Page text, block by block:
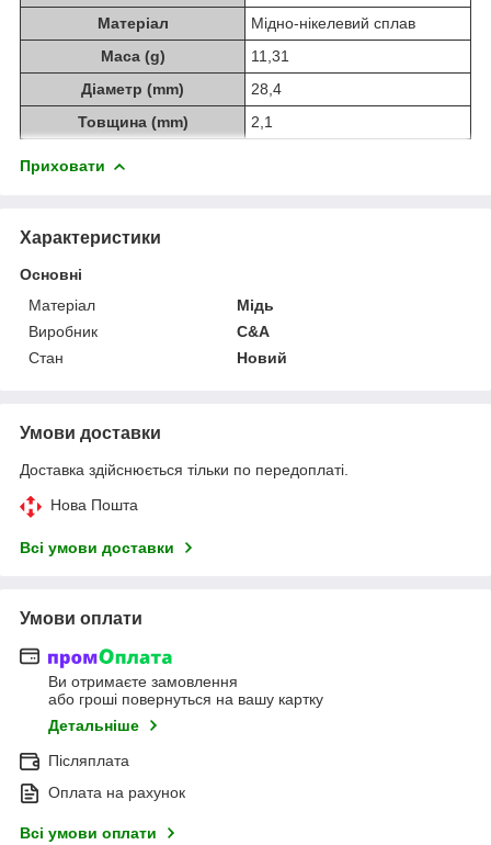
Матеріал
Мідно-нікелевий сплав
Маса (g)
11,31
Діаметр (mm)
28,4
Товщина (mm)
2,1
Приховати
Характеристики
Основні
Матеріал
Мідь
Виробник
C&A
Стан
Новий
Умови доставки
Доставка здійснюється тільки по передоплаті.
Нова Пошта
Всі умови доставки
Умови оплати
Ви отримаєте замовлення
або гроші повернуться на вашу картку
Детальніше
Післяплата
Оплата на рахунок
Всі умови оплати